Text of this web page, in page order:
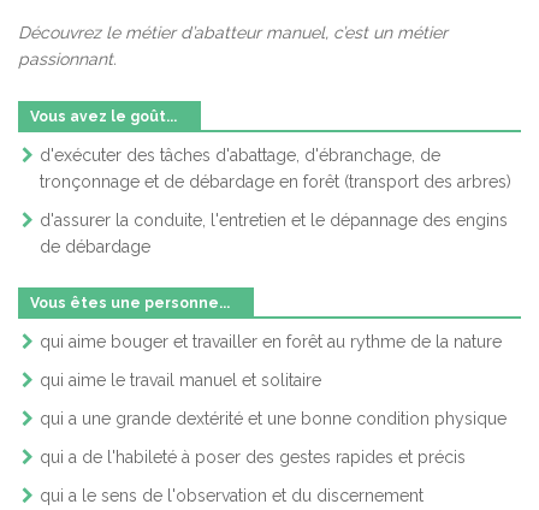
Découvrez le métier d’abatteur manuel, c’est un métier
passionnant.
Vous avez le goût...
d'exécuter des tâches d'abattage, d'ébranchage, de
tronçonnage et de débardage en forêt (transport des arbres)
d'assurer la conduite, l'entretien et le dépannage des engins
de débardage
Vous êtes une personne...
qui aime bouger et travailler en forêt au rythme de la nature
qui aime le travail manuel et solitaire
qui a une grande dextérité et une bonne condition physique
qui a de l'habileté à poser des gestes rapides et précis
qui a le sens de l'observation et du discernement